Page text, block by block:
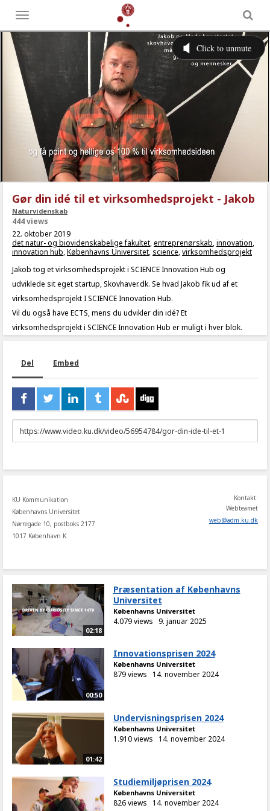
Toggle
menu
Gør din idé til et virksomhedsprojekt - Jakob
Naturvidenskab
444 views
22. oktober 2019
det natur- og biovidenskabelige fakultet,entreprenørskab,innovation,
innovation hub,Københavns Universitet, science,virksomhedsprojekt
Jakob tog et virksomhedsprojekt i SCIENCE Innovation Hub og
udviklede sit eget startup, Skovhaver.dk. Se hvad Jakob fik ud af et
virksomhedsprojekt I SCIENCE Innovation Hub.
Vil du også have ECTS, mens du udvikler din idé? Et
virksomhedsprojekt i SCIENCE Innovation Hub er muligt i hver blok.
Del Embed
URL
to
KU Kommunikation
Københavns Universitet
Nørregade 10, postboks 2177
1017 København K
Kontakt:
Webteamet
web@adm.ku.dk
02:18
Præsentation af Københavns
Universitet
Københavns Universitet
4.079 views 9. januar 2025
00:50
Innovationsprisen 2024
Københavns Universitet
879 views 14. november 2024
01:42
Undervisningsprisen 2024
Københavns Universitet
1.910 views 14. november 2024
Studiemiljøprisen 2024
Københavns Universitet
826 views 14. november 2024